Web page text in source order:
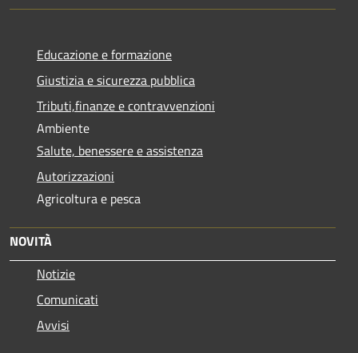
Educazione e formazione
Giustizia e sicurezza pubblica
Tributi,finanze e contravvenzioni
Ambiente
Salute, benessere e assistenza
Autorizzazioni
Agricoltura e pesca
NOVITÀ
Notizie
Comunicati
Avvisi